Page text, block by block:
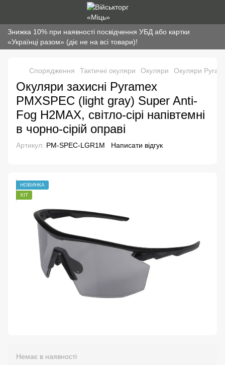
Знижка 10% при наявності посвідчення УБД або картки
«Українці разом» (діє не на всі товари)!
Спорядження Тактичні окуляри Окуляри Окуляри
Окуляри захисні Pyramex
PMXSPEC (light gray) Super Anti-
Fog H2MAX, світло-сірі напівтемні
в чорно-сірій оправі
Артикул: PM-SPEC-LGR1M Написати відгук
НОВИНКА
ХІТ
Немає в наявності